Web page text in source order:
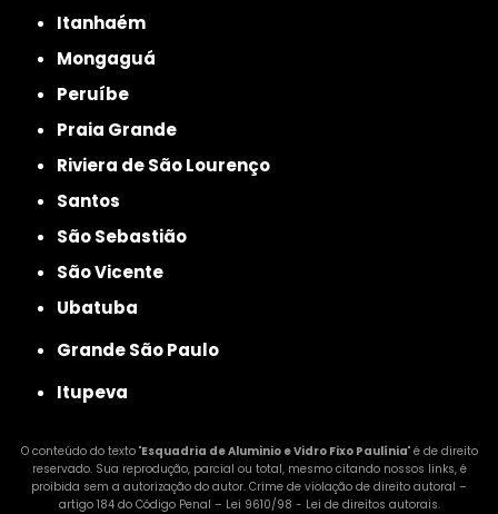
Itanhaém
Mongaguá
Peruíbe
Praia Grande
Riviera de São Lourenço
Santos
São Sebastião
São Vicente
Ubatuba
Grande São Paulo
Itupeva
O conteúdo do texto "Esquadria de Aluminio e Vidro Fixo Paulínia" é de direito
reservado. Sua reprodução, parcial ou total, mesmo citando nossos links, é
proibida sem a autorização do autor. Crime de violação de direito autoral –
artigo 184 do Código Penal – Lei 9610/98 - Lei de direitos autorais.